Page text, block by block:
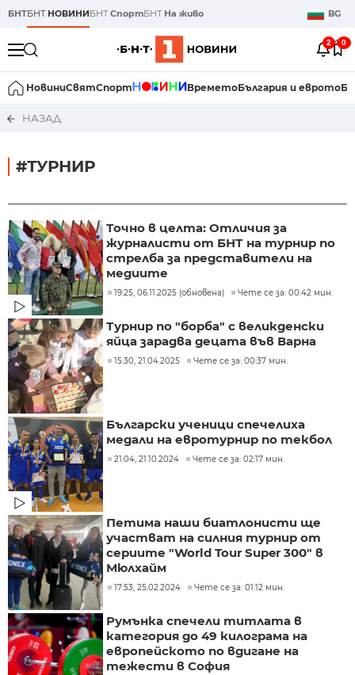
БНТБНТ НОВИНИБНТСпортБНТ На живо BG
2 0
НовиниСвятСпорт ВреметоБългария и еврото
НАЗАД
#ТУРНИР
Точно в целта: Отличия за
журналисти от БНТ на турнир по
стрелба за представители на
медиите
19:25, 06.11.2025 (обновена) Чете се за: 00:42 мин.
Турнир по "борба" с великденски
яйца зарадва децата във Варна
15:30, 21.04.2025 Чете се за: 00:37 мин.
Български ученици спечелиха
медали на евротурнир по текбол
21:04, 21.10.2024 Чете се за: 02:17 мин.
Петима наши биатлонисти ще
участват на силния турнир от
сериите "World Tour Super 300" в
Мюлхайм
17:53, 25.02.2024 Чете се за: 01:12 мин.
Румънка спечели титлата в
категория до 49 килограма на
европейското по вдигане на
тежести в София